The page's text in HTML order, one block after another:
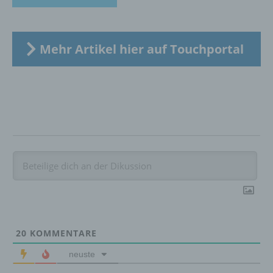
Mehr Artikel hier auf Touchportal
20 KOMMENTARE
neuste
Verarbeitung personenbezogener Daten, die
darin besteht, dass diese
personenbezogenen Daten verwendet
werden, um bestimmte persönliche Aspekte,